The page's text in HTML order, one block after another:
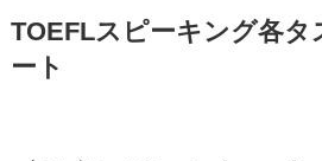
TOEFLスピーキング各タ
ート